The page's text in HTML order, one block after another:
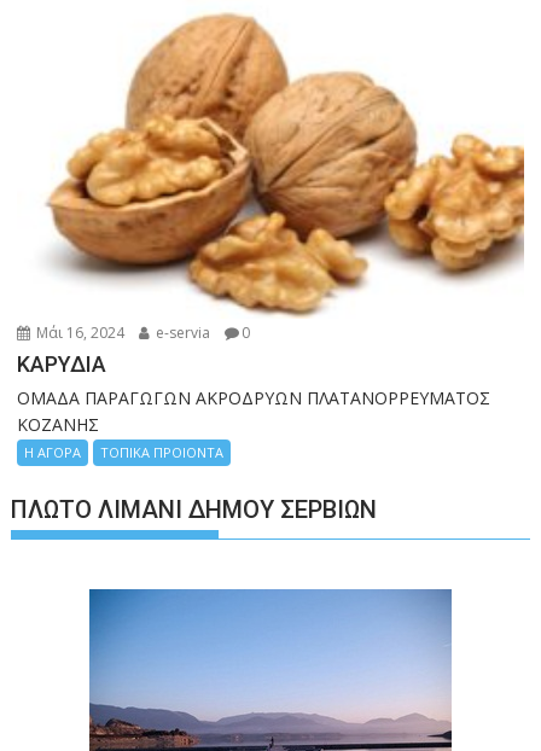
Μάι 16, 2024 e-servia 0
ΚΑΡΥΔΙΑ
ΟΜΑΔΑ ΠΑΡΑΓΩΓΩΝ ΑΚΡΟΔΡΥΩΝ ΠΛΑΤΑΝΟΡΡΕΥΜΑΤΟΣ
ΚΟΖΑΝΗΣ
Η ΑΓΟΡΑ ΤΟΠΙΚΑ ΠΡΟΙΟΝΤΑ
ΠΛΩΤΌ ΛΙΜΆΝΙ ΔΉΜΟΥ ΣΕΡΒΊΩΝ